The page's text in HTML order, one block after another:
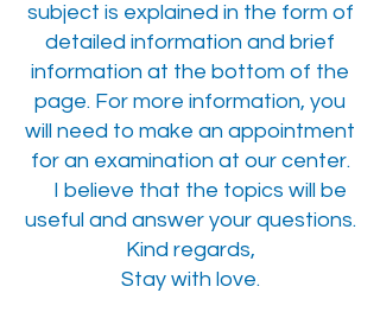
subject is explained in the form of
detailed information and brief
information at the bottom of the
page. For more information, you
will need to make an appointment
for an examination at our center.
I believe that the topics will be
useful and answer your questions.
Kind regards,
Stay with love.